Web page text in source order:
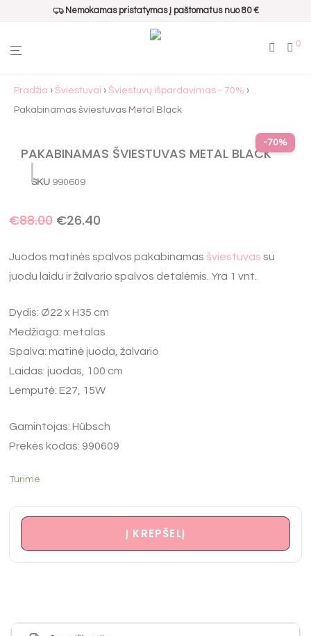
Nemokamas pristatymas į paštomatus nuo 80 €
0
Pradžia › Šviestuvai › Šviestuvų išpardavimas - 70% ›
Pakabinamas šviestuvas Metal Black
-70%
PAKABINAMAS ŠVIESTUVAS METAL BLACK
SKU 990609
€88.00 €26.40
Juodos matinės spalvos pakabinamas šviestuvas su
juodu laidu ir žalvario spalvos detalėmis. Yra 1 vnt.
Dydis: Ø22 x H35 cm
Medžiaga: metalas
Spalva: matinė juoda, žalvario
Laidas: juodas, 100 cm
Lemputė: E27, 15W
Gamintojas: Hübsch
Prekės kodas: 990609
Turime
Į KREPŠELĮ